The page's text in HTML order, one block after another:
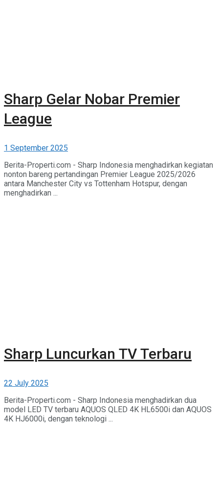
Sharp Gelar Nobar Premier
League
1 September 2025
Berita-Properti.com - Sharp Indonesia menghadirkan kegiatan
nonton bareng pertandingan Premier League 2025/2026
antara Manchester City vs Tottenham Hotspur, dengan
menghadirkan ...
Sharp Luncurkan TV Terbaru
22 July 2025
Berita-Properti.com - Sharp Indonesia menghadirkan dua
model LED TV terbaru AQUOS QLED 4K HL6500i dan AQUOS
4K HJ6000i, dengan teknologi ...